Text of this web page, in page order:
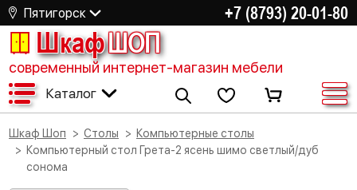
Пятигорск +7 (8793) 20-01-80
ШкафШОП
современный интернет-магазин мебели
Каталог
Шкаф Шоп Столы
Компьютерные столы
Компьютерный стол Грета-2 ясень шимо светлый/дуб
сонома